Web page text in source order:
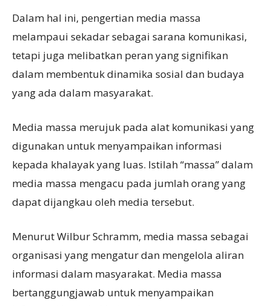
Dalam hal ini, pengertian media massa
melampaui sekadar sebagai sarana komunikasi,
tetapi juga melibatkan peran yang signifikan
dalam membentuk dinamika sosial dan budaya
yang ada dalam masyarakat.
Media massa merujuk pada alat komunikasi yang
digunakan untuk menyampaikan informasi
kepada khalayak yang luas. Istilah “massa” dalam
media massa mengacu pada jumlah orang yang
dapat dijangkau oleh media tersebut.
Menurut Wilbur Schramm, media massa sebagai
organisasi yang mengatur dan mengelola aliran
informasi dalam masyarakat. Media massa
bertanggungjawab untuk menyampaikan